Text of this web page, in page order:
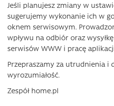
Jeśli planujesz zmiany w
sugerujemy wykonanie ich w
oknem serwisowym.
wpływu na odbiór oraz
serwisów WWW i pracę
Przepraszamy za utrudnienia i
wyrozumiałość.
Zespół home.pl